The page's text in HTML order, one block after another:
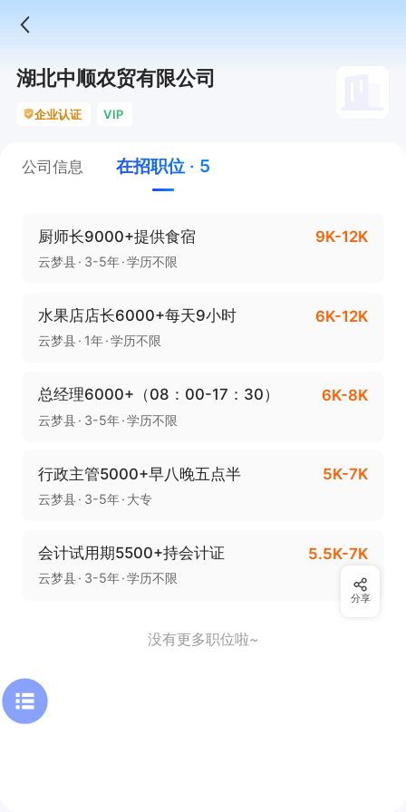
湖北中顺农贸有限公司
企业认证 VIP
公司信息 在招职位 · 5
厨师长9000+提供食宿 9K-12K
云梦县 3-5年 学历不限
水果店店长6000+每天9小时 6K-12K
云梦县 1年 学历不限
总经理6000+（08：00-17：30） 6K-8K
云梦县 3-5年 学历不限
行政主管5000+早八晚五点半 5K-7K
云梦县 3-5年 大专
会计试用期5500+持会计证 5.5K-7K
云梦县 3-5年 学历不限
没有更多职位啦~
分享